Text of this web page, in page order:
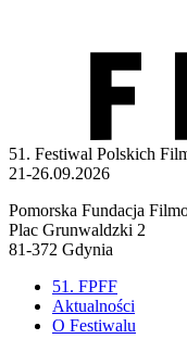
51. Festiwal Polskich
21-26.09.2026
Pomorska Fundacja
Plac Grunwaldzki 2
81-372 Gdynia
51. FPFF
Aktualności
O Festiwalu